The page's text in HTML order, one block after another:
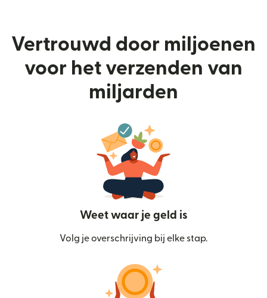
Vertrouwd door miljoenen
voor het verzenden van
miljarden
Weet waar je geld is
Volg je overschrijving bij elke stap.